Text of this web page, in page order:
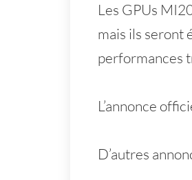
Les GPUs
mais ils seront
performances
L’annonce
D’autres